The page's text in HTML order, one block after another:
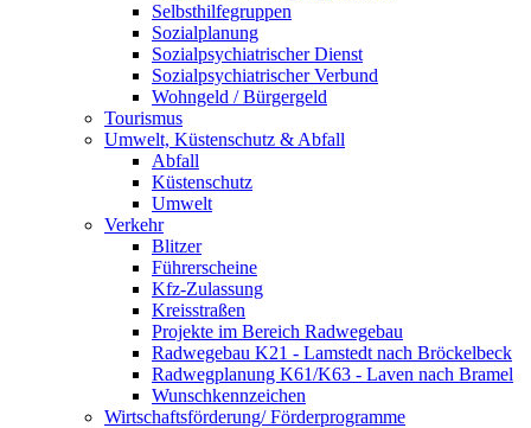
Selbsthilfegruppen
Sozialplanung
Sozialpsychiatrischer Dienst
Sozialpsychiatrischer Verbund
Wohngeld / Bürgergeld
Tourismus
Umwelt, Küstenschutz & Abfall
Abfall
Küstenschutz
Umwelt
Verkehr
Blitzer
Führerscheine
Kfz-Zulassung
Kreisstraßen
Projekte im Bereich Radwegebau
Radwegebau K21 - Lamstedt nach Bröckelbeck
Radwegplanung K61/K63 - Laven nach Bramel
Wunschkennzeichen
Wirtschaftsförderung/ Förderprogramme